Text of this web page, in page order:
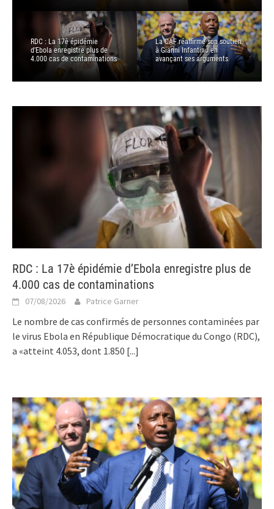
RDC : La 17è épidémie
d’Ebola enregistre plus de
4.000 cas de contaminations
La CAF réaffirme son soutien
à Gianni Infantino en
avançant ses arguments
RDC : La 17è épidémie d’Ebola enregistre plus de
4.000 cas de contaminations
07/08/2026 Patrice Garner
Le nombre de cas confirmés de personnes contaminées par
le virus Ebola en République Démocratique du Congo (RDC),
a «atteint 4.053, dont 1.850 [...]